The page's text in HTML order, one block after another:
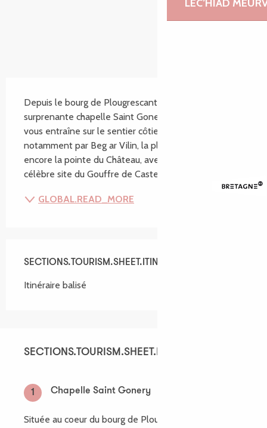
LEC’HIAD
Depuis le bourg de Plougrescant, où trône la
surprenante chapelle Saint Gonery, cet itinéraire
vous entraîne sur le sentier côtier en passant
notamment par Beg ar Vilin, la plage de Pors Hir où
encore la pointe du Château, avec en point d'orgue le
célèbre site du Gouffre de Castel Meur. Balisage...
GLOBAL.READ_MORE
SECTIONS.TOURISM.SHEET.ITINERARY.ROUTEMARKING
Itinéraire balisé
1 Chapelle Saint Gonery
Située au coeur du bourg de Plougrescant, vous ne